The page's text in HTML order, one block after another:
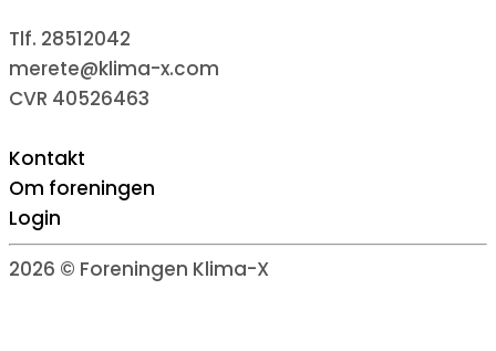
Tlf. 28512042
merete@klima-x.com
CVR 40526463
Kontakt
Om foreningen
Login
2026 © Foreningen Klima-X